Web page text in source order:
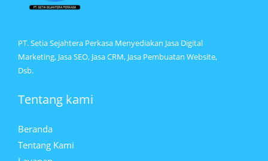
PT. Setia Sejahtera Perkasa Menyediakan Jasa Digital
Marketing, Jasa SEO, Jasa CRM, Jasa Pembuatan Website,
Dsb.
Tentang kami
Beranda
Tentang Kami